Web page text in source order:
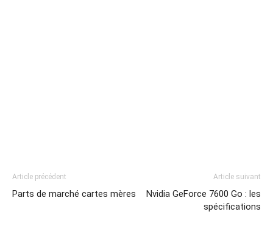
Article précédent
Parts de marché cartes mères
Article suivant
Nvidia GeForce 7600 Go : les
spécifications